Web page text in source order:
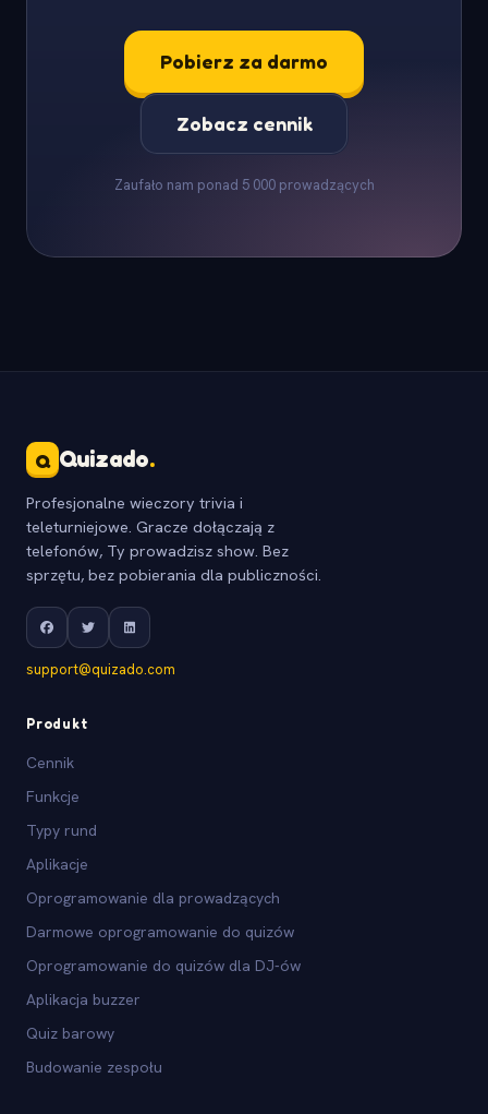
Pobierz za darmo
Zobacz cennik
Zaufało nam ponad 5 000 prowadzących
Q Quizado.
Profesjonalne wieczory trivia i
teleturniejowe. Gracze dołączają z
telefonów, Ty prowadzisz show. Bez
sprzętu, bez pobierania dla publiczności.
support@quizado.com
Produkt
Cennik
Funkcje
Typy rund
Aplikacje
Oprogramowanie dla prowadzących
Darmowe oprogramowanie do quizów
Oprogramowanie do quizów dla DJ-ów
Aplikacja buzzer
Quiz barowy
Budowanie zespołu